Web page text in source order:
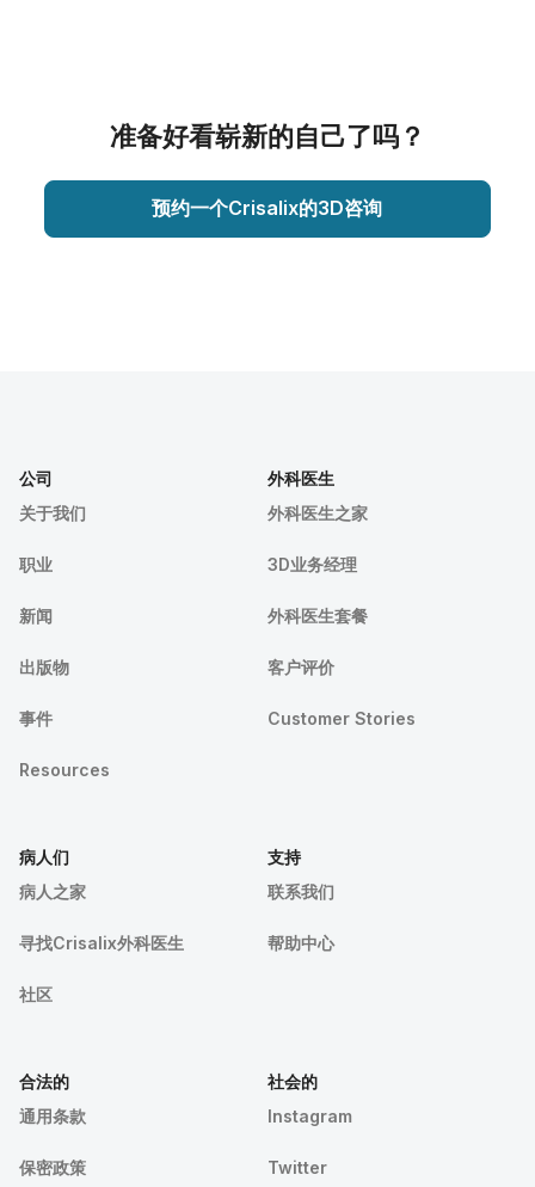
准备好看崭新的自己了吗？
预约一个Crisalix的3D咨询
公司
关于我们
职业
新闻
出版物
事件
Resources
外科医生
外科医生之家
3D业务经理
外科医生套餐
客户评价
Customer Stories
病人们
病人之家
寻找Crisalix外科医生
社区
支持
联系我们
帮助中心
合法的
通用条款
保密政策
社会的
Instagram
Twitter